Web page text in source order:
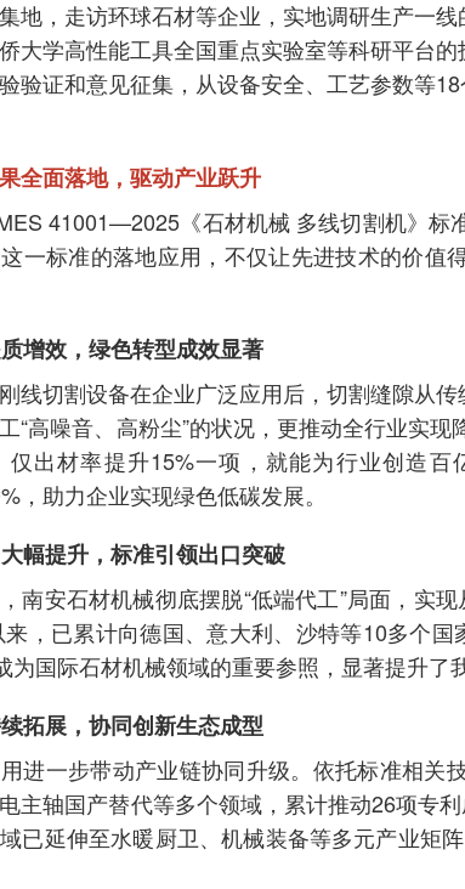
地，走访环球石材等企业，实地调研生产一
大学高性能工具全国重点实验室等科研平台
验证和意见征集，从设备安全、工艺参数等
全面落地，驱动产业跃升
41001—2025《石材机械 多线切割机》标
一标准的落地应用，不仅让先进技术的价值
增效，绿色转型成效显著
线切割设备在企业广泛应用后，切割缝隙从
“高噪音、高粉尘”的状况，更推动全行业实
仅出材率提升15%一项，就能为行业创造
，助力企业实现绿色低碳发展。
幅提升，标准引领出口突破
南安石材机械彻底摆脱“低端代工”局面，实现
，已累计向德国、意大利、沙特等10多个
为国际石材机械领域的重要参照，显著提升了
拓展，协同创新生态成型
进一步带动产业链协同升级。依托标准相关
主轴国产替代等多个领域，累计推动26项专
已延伸至水暖厨卫、机械装备等多元产业